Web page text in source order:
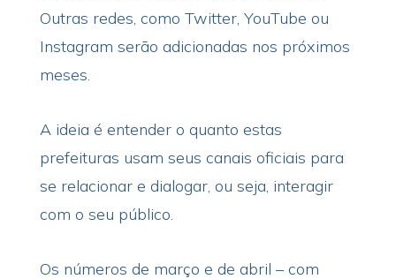
Outras redes, como Twitter, YouTube ou
Instagram serão adicionadas nos próximos
meses.
A ideia é entender o quanto estas
prefeituras usam seus canais oficiais para
se relacionar e dialogar, ou seja, interagir
com o seu público.
Os números de março e de abril – com